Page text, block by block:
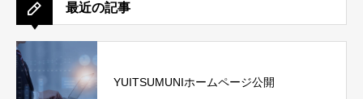
最近の記事
YUITSUMUNIホームページ公開